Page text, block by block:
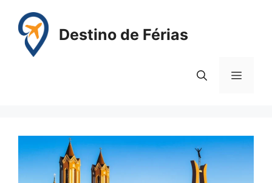
para
conteúdo
Destino de Férias
Menu